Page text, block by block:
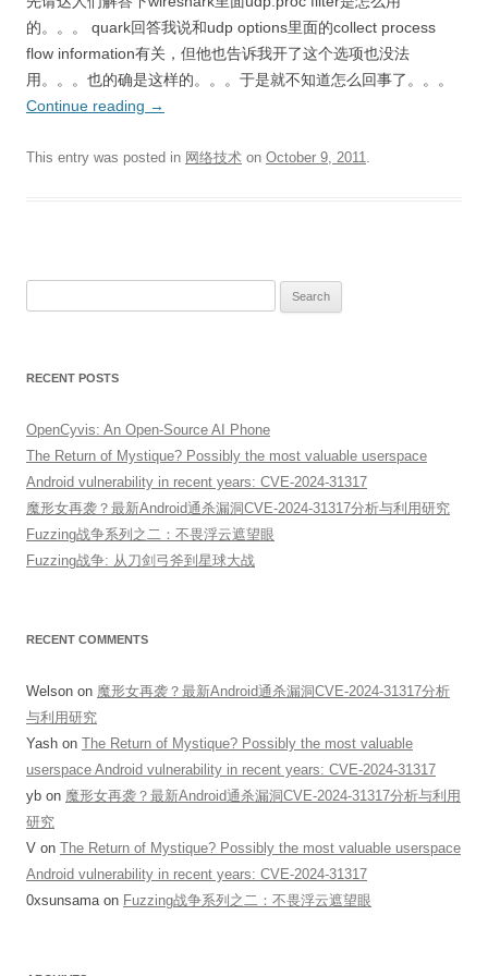
的。。。 quark回答我说和udp options里面的collect process
flow information有关，但他也告诉我开了这个选项也没法
用。。。也的确是这样的。。。于是就不知道怎么回事了。。。
Continue reading →
This entry was posted in 网络技术 on October 9, 2011.
RECENT POSTS
OpenCyvis: An Open-Source AI Phone
The Return of Mystique? Possibly the most valuable userspace
Android vulnerability in recent years: CVE-2024-31317
魔形女再袭？最新Android通杀漏洞CVE-2024-31317分析与利用研究
Fuzzing战争系列之二：不畏浮云遮望眼
Fuzzing战争: 从刀剑弓斧到星球大战
RECENT COMMENTS
Welson on 魔形女再袭？最新Android通杀漏洞CVE-2024-31317分析
与利用研究
Yash on The Return of Mystique? Possibly the most valuable
userspace Android vulnerability in recent years: CVE-2024-31317
yb on 魔形女再袭？最新Android通杀漏洞CVE-2024-31317分析与利用
研究
V on The Return of Mystique? Possibly the most valuable userspace
Android vulnerability in recent years: CVE-2024-31317
0xsunsamaon Fuzzing战争系列之二：不畏浮云遮望眼